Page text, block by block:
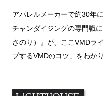
アパレルメーカーで約30年
チャンダイジングの専門職
さのり）』が、ここVMDラ
プするVMDのコツ」をわか